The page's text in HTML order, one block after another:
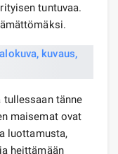
tuntuvaa.
tänne
maisemat ovat
luottamusta,
heittämään